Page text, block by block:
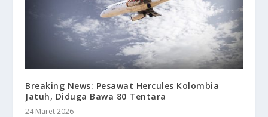
Breaking News: Pesawat Hercules Kolombia
Jatuh, Diduga Bawa 80 Tentara
24 Maret 2026